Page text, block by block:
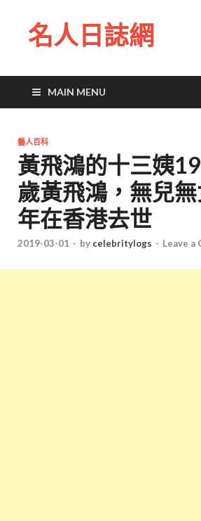
名人日誌網
MAIN MENU
藝人百科
黃飛鴻的十三姨
歲黃飛鴻，無兒
年在香港去世
2019-03-01 - by celebritylogs - Leave a